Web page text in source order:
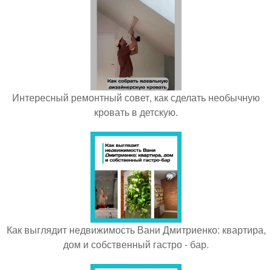
Интересный ремонтный совет, как сделать необычную
кровать в детскую.
Как выглядит недвижимость Вани Дмитриенко: квартира,
дом и собственный гастро - бар.